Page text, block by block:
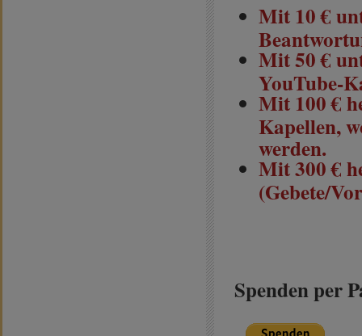
Mit 10 €
Mit 50 €
YouTube-
Mit 100 €
Kapellen,
werden.
Mit 300 €
(Gebete/
Spenden per